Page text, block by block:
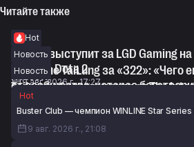
Читайте также
Hot
Topson выступит за LGD Gaming
2026 по Dota 2
9 авг. 2026 г., 17:27
Новость
KJ о бане TaiLung за «322»:
от сообщества, которое
матчи»
9 авг. 2026 г., 16:52
Новость
TaiLung об отстранении от The
жду возможности обсудить эту
адвокатом»
9 авг. 2026 г., 16:22
Новости
Hot
Buster Club — чемпион WINLINE Star Series
9 авг. 2026 г., 21:08